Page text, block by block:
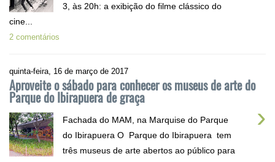
3, às 20h: a exibição do filme clássico do
cine...
2 comentários
quinta-feira, 16 de março de 2017
Aproveite o sábado para conhecer os museus de arte do
Parque do Ibirapuera de graça
›
Fachada do MAM, na Marquise do Parque
do Ibirapuera O Parque do Ibirapuera tem
três museus de arte abertos ao público para